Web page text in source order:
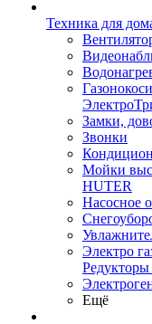
Техника для
Замки,
Звонки
Мойки
HUTER
Насосное
Электро
Редукторы
Ещё